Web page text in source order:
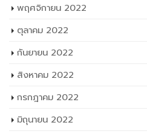
พฤศจิกายน 2022
ตุลาคม 2022
กันยายน 2022
สิงหาคม 2022
กรกฎาคม 2022
มิถุนายน 2022